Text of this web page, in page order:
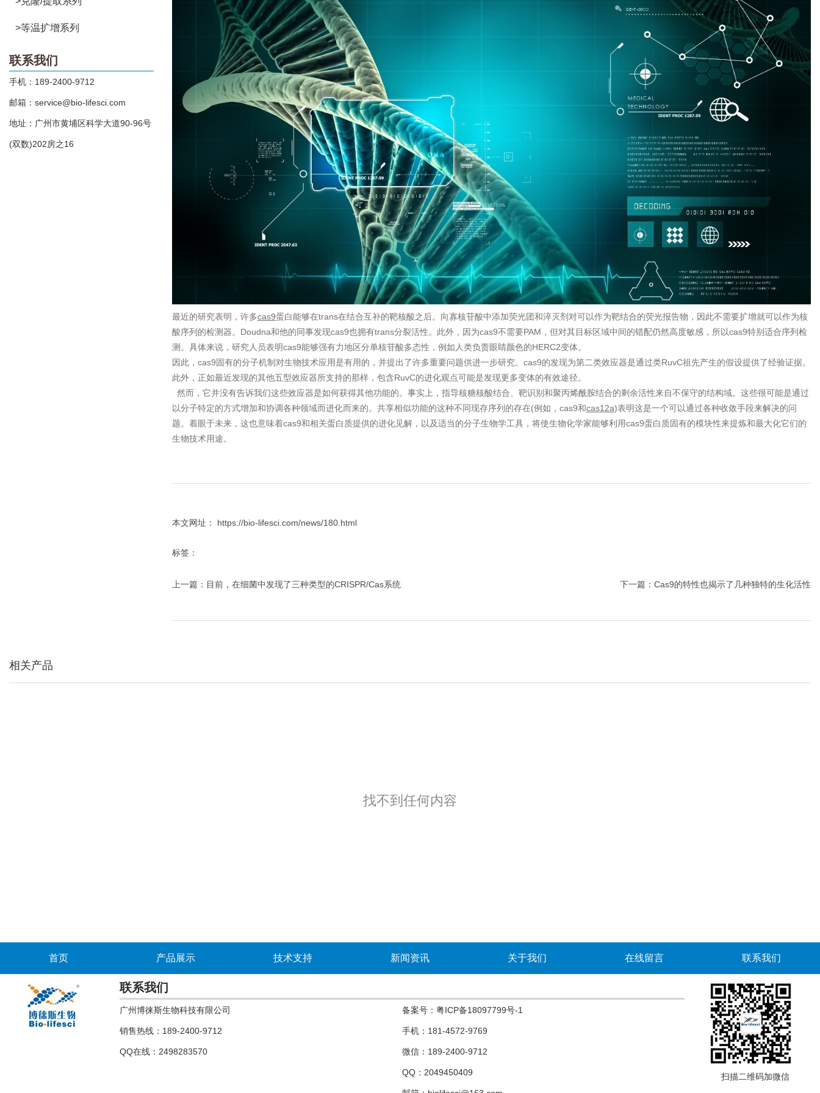
>等温扩增系列
联系我们
手机：189-2400-9712
邮箱：service@bio-lifesci.com
地址：广州市黄埔区科学大道90-96号
(双数)202房之16
最近的研究表明，许多cas9蛋白能够在trans在结合互补的靶核酸之后。向寡核苷酸中添加荧光团和淬灭剂对可以作为靶结合的荧光报告物，因此不需要扩增就可以作为核
酸序列的检测器。Doudna和他的同事发现cas9也拥有trans分裂活性。此外，因为cas9不需要PAM，但对其目标区域中间的错配仍然高度敏感，所以cas9特别适合序列检
测。具体来说，研究人员表明cas9能够强有力地区分单核苷酸多态性，例如人类负责眼睛颜色的HERC2变体。
因此，cas9固有的分子机制对生物技术应用是有用的，并提出了许多重要问题供进一步研究。cas9的发现为第二类效应器是通过类RuvC祖先产生的假设提供了经验证据。
此外，正如最近发现的其他五型效应器所支持的那样，包含RuvC的进化观点可能是发现更多变体的有效途径。
然而，它并没有告诉我们这些效应器是如何获得其他功能的。事实上，指导核糖核酸结合、靶识别和聚丙烯酰胺结合的剩余活性来自不保守的结构域。这些很可能是通过
以分子特定的方式增加和协调各种领域而进化而来的。共享相似功能的这种不同现存序列的存在(例如，cas9和cas12a)表明这是一个可以通过各种收敛手段来解决的问
题。着眼于未来，这也意味着cas9和相关蛋白质提供的进化见解，以及适当的分子生物学工具，将使生物化学家能够利用cas9蛋白质固有的模块性来提炼和最大化它们的
生物技术用途。
本文网址： https://bio-lifesci.com/news/180.html
标签：
上一篇： 目前，在细菌中发现了三种类型的CRISPR/Cas系统 下一篇： Cas9的特性也揭示了几种独特的生化活性
相关产品
找不到任何内容
首页 产品展示 技术支持 新闻资讯 关于我们 在线留言 联系我们
联系我们
广州博徕斯生物科技有限公司
销售热线：189-2400-9712
QQ在线：2498283570
备案号： 粤ICP备18097799号-1
手机：181-4572-9769
微信：189-2400-9712
QQ：2049450409 扫描二维码加微信